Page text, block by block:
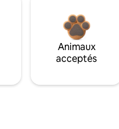
Animaux
acceptés